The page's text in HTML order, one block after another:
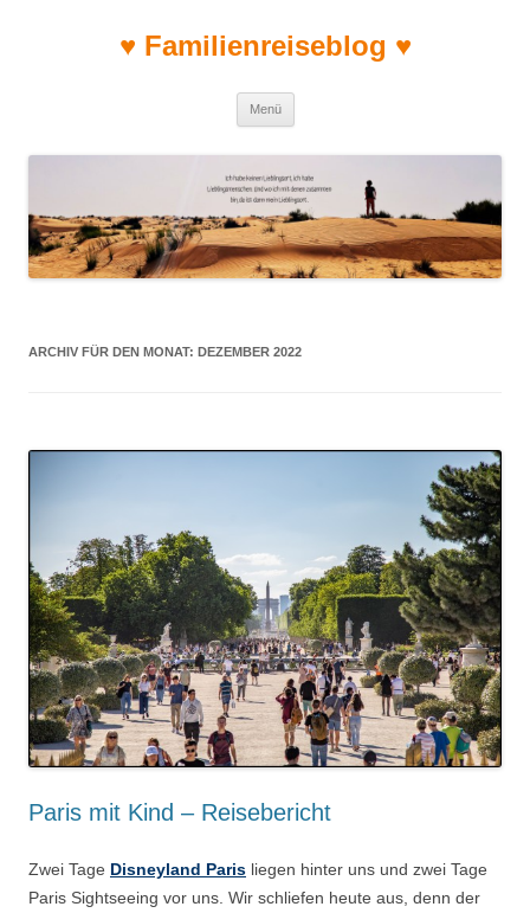
♥ Familienreiseblog ♥
Menü
ARCHIV FÜR DEN MONAT: DEZEMBER 2022
Paris mit Kind – Reisebericht
Zwei Tage Disneyland Paris liegen hinter uns und zwei Tage
Paris Sightseeing vor uns. Wir schliefen heute aus, denn der